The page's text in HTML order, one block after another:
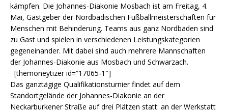
kämpfen. Die Johannes-Diakonie Mosbach ist am Freitag, 4.
Mai, Gastgeber der Nordbadischen Fußballmeisterschaften für
Menschen mit Behinderung. Teams aus ganz Nordbaden sind
zu Gast und spielen in verschiedenen Leistungskategorien
gegeneinander. Mit dabei sind auch mehrere Mannschaften
der Johannes-Diakonie aus Mosbach und Schwarzach.
[themoneytizer id=“17065-1″]
Das ganztägige Qualifikationsturnier findet auf dem
Standortgelände der Johannes-Diakonie an der
Neckarburkener Straße auf drei Plätzen statt: an der Werkstatt